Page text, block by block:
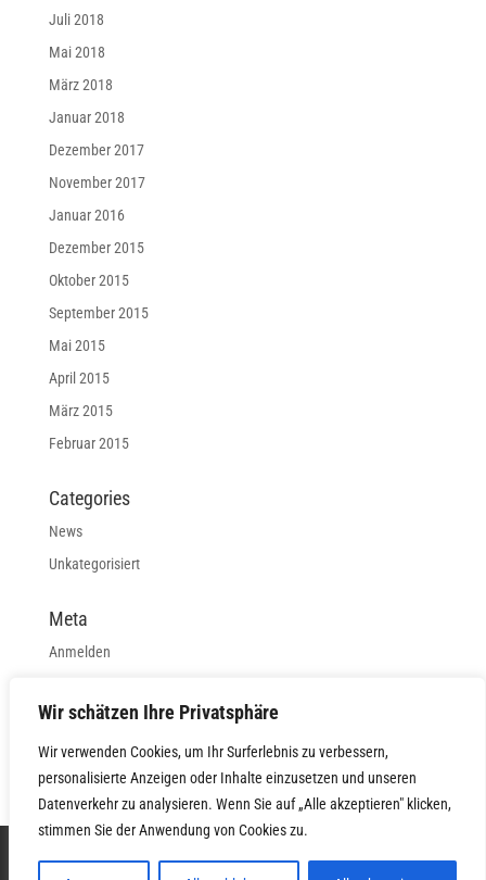
Wir schätzen Ihre Privatsphäre
Wir verwenden Cookies, um Ihr Surferlebnis zu verbessern,
personalisierte Anzeigen oder Inhalte einzusetzen und unseren
Datenverkehr zu analysieren. Wenn Sie auf „Alle akzeptieren" klicken,
stimmen Sie der Anwendung von Cookies zu.
Juli 2018
Mai 2018
März 2018
Januar 2018
Dezember 2017
November 2017
Januar 2016
Dezember 2015
Oktober 2015
September 2015
Mai 2015
April 2015
März 2015
Februar 2015
Categories
News
Unkategorisiert
Meta
Anmelden
Kommentar-Feed
WordPress.org